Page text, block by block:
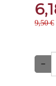
9,50 €
−